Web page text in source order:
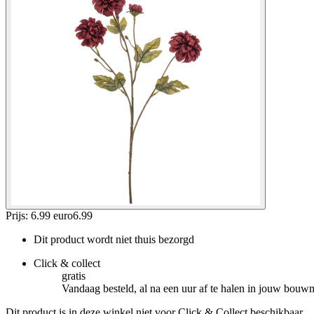
Prijs: 6.99 euro6.99
Dit product wordt niet thuis bezorgd
Click & collect
gratis
Vandaag besteld, al na een uur af te halen in jouw